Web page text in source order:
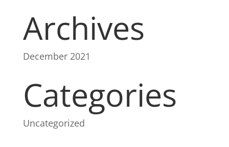
Archives
December 2021
Categories
Uncategorized